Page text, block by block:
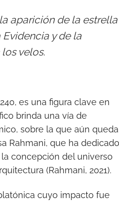
aparición de la estrella
y de la
velos.
es una figura clave en
brinda una vía de
sobre la que aún queda
Rahmani, que ha dedicado
concepción del universo
(Rahmani, 2021).
cuyo impacto fue